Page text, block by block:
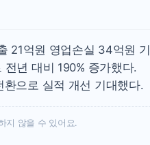
21억원 영업손실 34억원
년 대비 190% 증가했다.
으로 실적 개선 기대했다.
지 않을 수 있어요.